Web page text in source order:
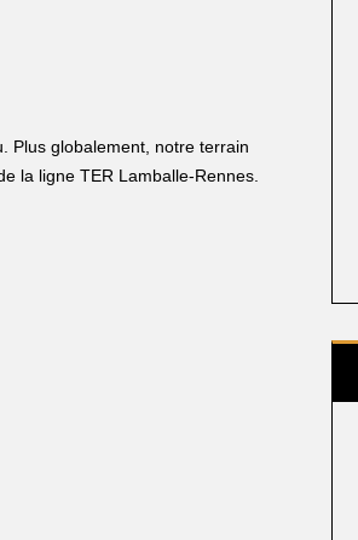
Plus globalement, notre terrain
la ligne TER Lamballe-Rennes.